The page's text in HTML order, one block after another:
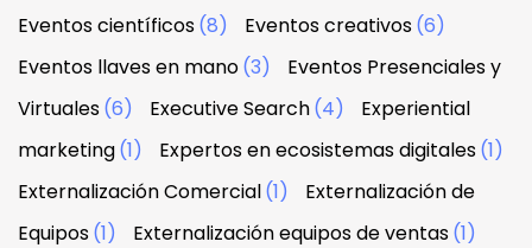
Eventos científicos(8) Eventos creativos(6)
Eventos llaves en mano(3)
Eventos Presenciales y
Virtuales(6) Executive Search(4)
Experiential
marketing(1) Expertos en ecosistemas digitales(1)
Externalización Comercial(1)
Externalización de
Equipos(1) Externalización equipos de ventas(1)